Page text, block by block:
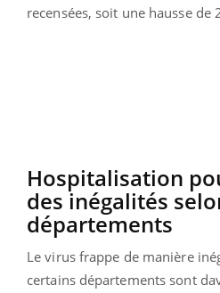
recensées, soit une hausse de
Hospitalisation
des inégalités
départements
Le virus frappe de manière
certains départements sont